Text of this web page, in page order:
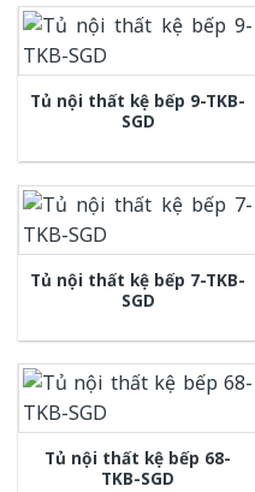
Tủ nội thất kệ bếp 9-TKB-
SGD
Tủ nội thất kệ bếp 7-TKB-
SGD
Tủ nội thất kệ bếp 68-
TKB-SGD